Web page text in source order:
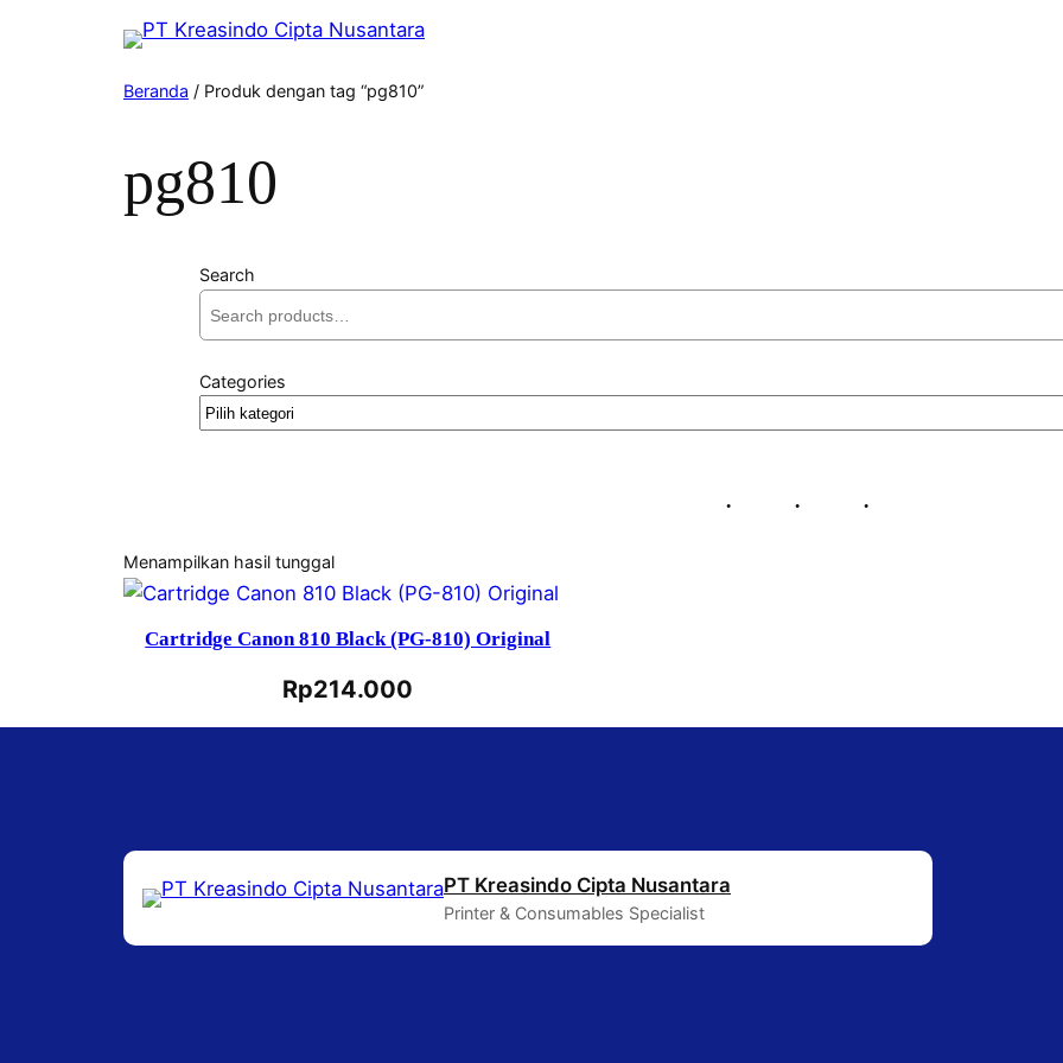
Beranda / Produk dengan tag “pg810”
pg810
Search
Categories
Pilih
Menampilkan hasil tunggal
Cartridge Canon 810 Black (PG-810) Original
Rp214.000
PT Kreasindo Cipta Nusantara
Printer & Consumables Specialist